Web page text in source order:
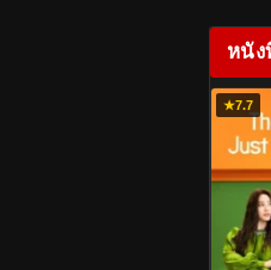
หนัง
★7.7